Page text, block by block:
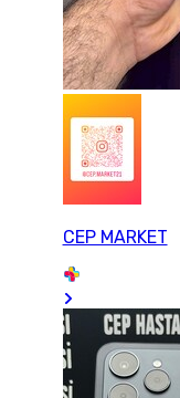
CEP MARKET